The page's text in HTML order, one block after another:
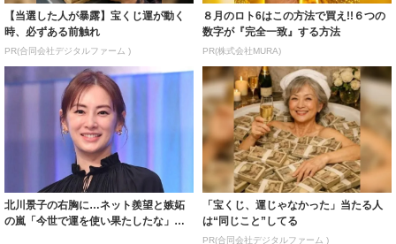
【当選した人が暴露】宝くじ運が動く
時、必ずある前触れ
PR(合同会社デジタルファーム )
８月のロト6はこの方法で買え!!６つの
数字が『完全一致』する方法
PR(株式会社MURA)
北川景子の右胸に…ネット羨望と嫉妬
の嵐「今世で運を使い果たしたな」
「宝くじ、運じゃなかった」当たる人
は“同じこと”してる
PR(合同会社デジタルファーム )